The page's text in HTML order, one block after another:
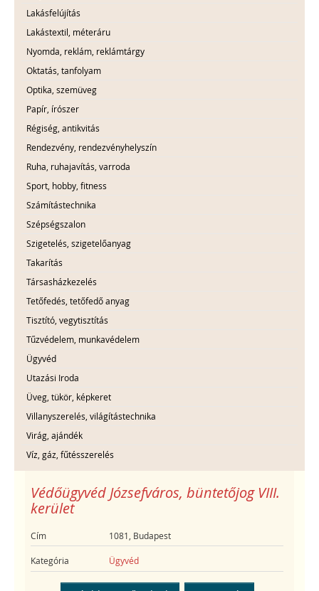
Lakásfelújítás
Lakástextil, méteráru
Nyomda, reklám, reklámtárgy
Oktatás, tanfolyam
Optika, szemüveg
Papír, írószer
Régiség, antikvitás
Rendezvény, rendezvényhelyszín
Ruha, ruhajavítás, varroda
Sport, hobby, fitness
Számítástechnika
Szépségszalon
Szigetelés, szigetelőanyag
Takarítás
Társasházkezelés
Tetőfedés, tetőfedő anyag
Tisztító, vegytisztítás
Tűzvédelem, munkavédelem
Ügyvéd
Utazási Iroda
Üveg, tükör, képkeret
Villanyszerelés, világítástechnika
Virág, ajándék
Víz, gáz, fűtésszerelés
Védőügyvéd Józsefváros, büntetőjog VIII.
kerület
Cím 1081, Budapest
Kategória Ügyvéd